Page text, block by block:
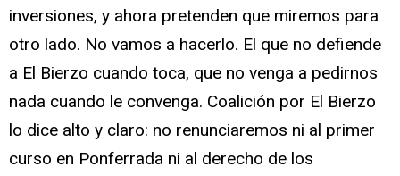
inversiones, y ahora pretenden que miremos para
otro lado. No vamos a hacerlo. El que no defiende
a El Bierzo cuando toca, que no venga a pedirnos
nada cuando le convenga. Coalición por El Bierzo
lo dice alto y claro: no renunciaremos ni al primer
curso en Ponferrada ni al derecho de los